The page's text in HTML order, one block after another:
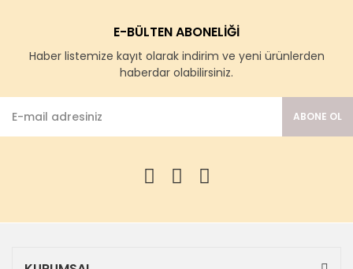
E-BÜLTEN ABONELİĞİ
Haber listemize kayıt olarak indirim ve yeni ürünlerden
haberdar olabilirsiniz.
ABONE OL